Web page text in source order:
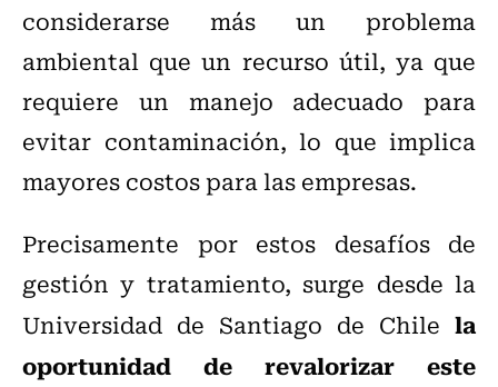
considerarse más un problema
ambiental que un recurso útil, ya que
requiere un manejo adecuado para
evitar contaminación, lo que implica
mayores costos para las empresas.
Precisamente por estos desafíos de
gestión y tratamiento, surge desde la
Universidad de Santiago de Chile la
oportunidad de revalorizar este